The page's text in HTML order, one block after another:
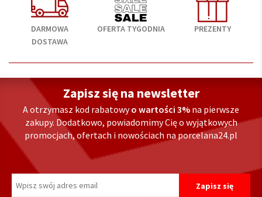
DARMOWA
DOSTAWA
OFERTA TYGODNIA PREZENTY
Zapisz się na newsletter
A otrzymasz kod rabatowyo wartości 3% na pierwsze
zakupy. Dodatkowo, powiadomimy Cię o wyjątkowych
promocjach, ofertach i nowościach na porcelana24.pl